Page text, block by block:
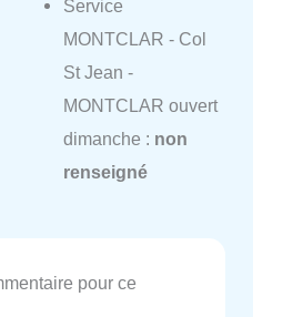
Service
MONTCLAR - Col
St Jean -
MONTCLAR ouvert
dimanche : non
renseigné
pour ce